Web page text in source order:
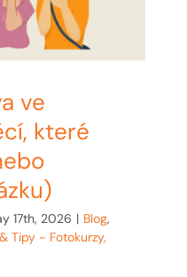
ve
které
17th, 2026 | Blog,
Tipy - Fotokurzy,